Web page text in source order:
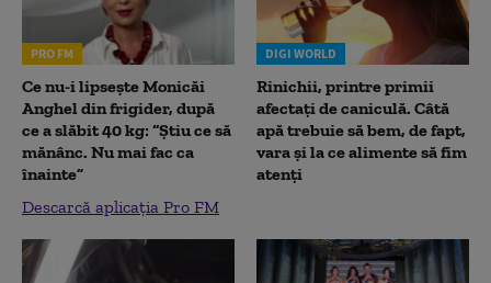
PRO FM
Ce nu-i lipsește Monicăi
Anghel din frigider, după
ce a slăbit 40 kg: “Știu ce să
mănânc. Nu mai fac ca
înainte”
Descarcă aplicația Pro FM
DIGI WORLD
Rinichii, printre primii
afectați de caniculă. Câtă
apă trebuie să bem, de fapt,
vara și la ce alimente să fim
atenți